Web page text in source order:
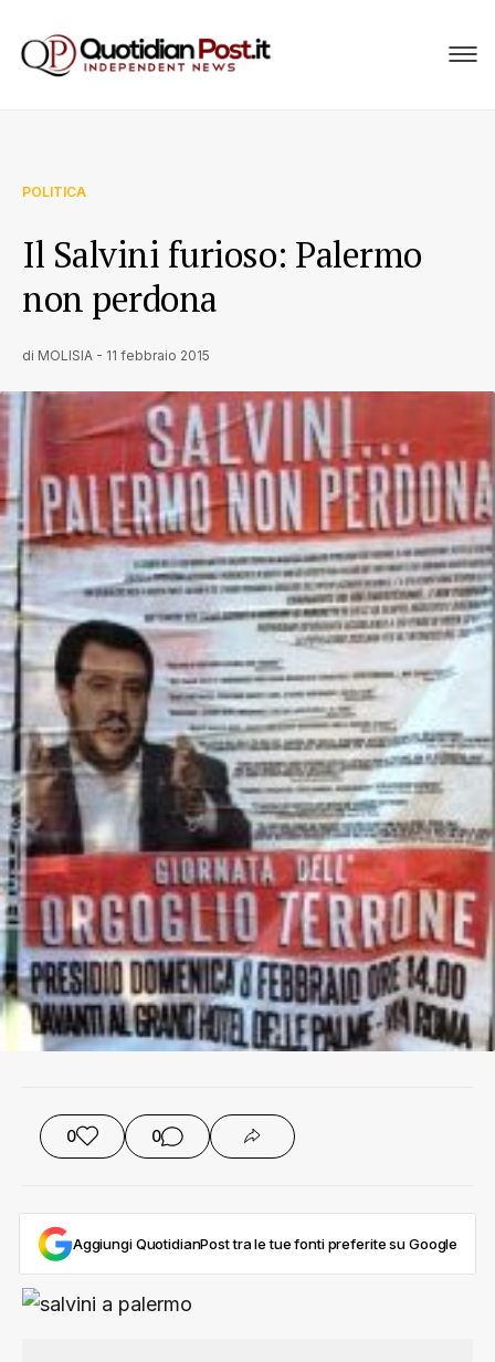
POLITICA
Il Salvini furioso: Palermo
non perdona
di MOLISIA - 11 febbraio 2015
0 0
Aggiungi QuotidianPost tra le tue fonti preferite su Google